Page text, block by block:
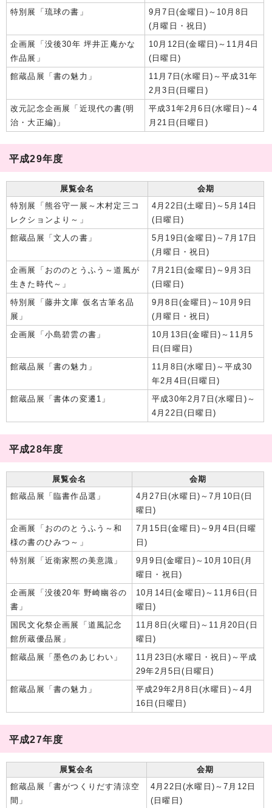
特別展「琉球の書」
9月7日(金曜日)～10月8日
(月曜日・祝日)
企画展「没後30年 坪井正庵かな
作品展」
10月12日(金曜日)～11月4日
(日曜日)
館蔵品展「書の魅力」
11月7日(水曜日)～平成31年
2月3日(日曜日)
改元記念企画展「近現代の書(明
治・大正編)」
平成31年2月6日(水曜日)～4
月21日(日曜日)
平成29年度
展覧会名
会期
特別展「熊谷守一展～木村定三コ
レクションより～」
4月22日(土曜日)～5月14日
(日曜日)
館蔵品展「文人の書」
5月19日(金曜日)～7月17日
(月曜日・祝日)
企画展「おののとうふう～道風が
生きた時代～」
7月21日(金曜日)～9月3日
(日曜日)
特別展「藤井文庫 仮名古筆名品
展」
9月8日(金曜日)～10月9日
(月曜日・祝日)
企画展「小島碧雲の書」
10月13日(金曜日)～11月5
日(日曜日)
館蔵品展「書の魅力」
11月8日(水曜日)～平成30
年2月4日(日曜日)
館蔵品展「書体の変遷1」
平成30年2月7日(水曜日)～
4月22日(日曜日)
平成28年度
展覧会名
会期
館蔵品展「臨書作品選」
4月27日(水曜日)～7月10日(日
曜日)
企画展「おののとうふう～和
様の書のひみつ～」
7月15日(金曜日)～9月4日(日曜
日)
特別展「近衛家熈の美意識」
9月9日(金曜日)～10月10日(月
曜日・祝日)
企画展「没後20年 野崎幽谷の
書」
10月14日(金曜日)～11月6日(日
曜日)
国民文化祭企画展「道風記念
館所蔵優品展」
11月8日(火曜日)～11月20日(日
曜日)
館蔵品展「墨色のあじわい」
11月23日(水曜日・祝日)～平成
29年2月5日(日曜日)
館蔵品展「書の魅力」
平成29年2月8日(水曜日)～4月
16日(日曜日)
平成27年度
展覧会名
会期
館蔵品展「書がつくりだす清涼空
間」
4月22日(水曜日)～7月12日
(日曜日)